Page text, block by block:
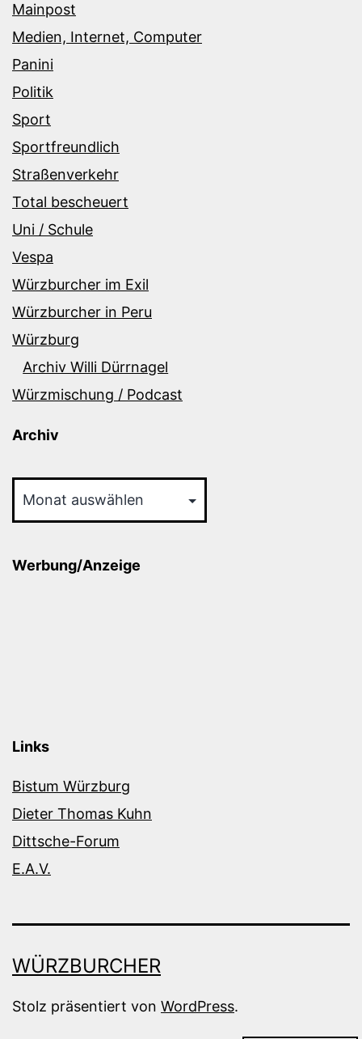
Mainpost
Medien, Internet, Computer
Panini
Politik
Sport
Sportfreundlich
Straßenverkehr
Total bescheuert
Uni / Schule
Vespa
Würzburcher im Exil
Würzburcher in Peru
Würzburg
Archiv Willi Dürrnagel
Würzmischung / Podcast
Archiv
Werbung/Anzeige
Links
Bistum Würzburg
Dieter Thomas Kuhn
Dittsche-Forum
E.A.V.
WÜRZBURCHER
Stolz präsentiert von WordPress.